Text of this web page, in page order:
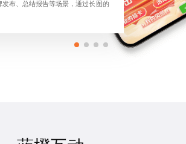
布、总结报告等场景，通过长图的